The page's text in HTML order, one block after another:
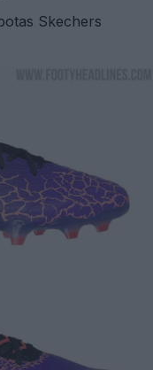
Skechers